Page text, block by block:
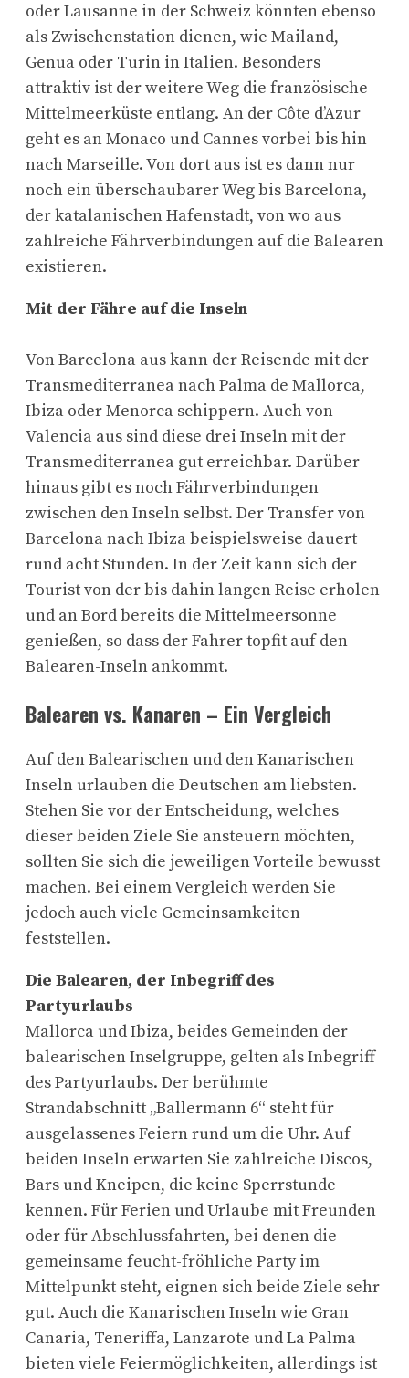
oder Lausanne in der Schweiz könnten ebenso
als Zwischenstation dienen, wie Mailand,
Genua oder Turin in Italien. Besonders
attraktiv ist der weitere Weg die französische
Mittelmeerküste entlang. An der Côte d’Azur
geht es an Monaco und Cannes vorbei bis hin
nach Marseille. Von dort aus ist es dann nur
noch ein überschaubarer Weg bis Barcelona,
der katalanischen Hafenstadt, von wo aus
zahlreiche Fährverbindungen auf die Balearen
existieren.
Mit der Fähre auf die Inseln
Von Barcelona aus kann der Reisende mit der
Transmediterranea nach Palma de Mallorca,
Ibiza oder Menorca schippern. Auch von
Valencia aus sind diese drei Inseln mit der
Transmediterranea gut erreichbar. Darüber
hinaus gibt es noch Fährverbindungen
zwischen den Inseln selbst. Der Transfer von
Barcelona nach Ibiza beispielsweise dauert
rund acht Stunden. In der Zeit kann sich der
Tourist von der bis dahin langen Reise erholen
und an Bord bereits die Mittelmeersonne
genießen, so dass der Fahrer topfit auf den
Balearen-Inseln ankommt.
Balearen vs. Kanaren – Ein Vergleich
Auf den Balearischen und den Kanarischen
Inseln urlauben die Deutschen am liebsten.
Stehen Sie vor der Entscheidung, welches
dieser beiden Ziele Sie ansteuern möchten,
sollten Sie sich die jeweiligen Vorteile bewusst
machen. Bei einem Vergleich werden Sie
jedoch auch viele Gemeinsamkeiten
feststellen.
Die Balearen, der Inbegriff des
Partyurlaubs
Mallorca und Ibiza, beides Gemeinden der
balearischen Inselgruppe, gelten als Inbegriff
des Partyurlaubs. Der berühmte
Strandabschnitt „Ballermann 6“ steht für
ausgelassenes Feiern rund um die Uhr. Auf
beiden Inseln erwarten Sie zahlreiche Discos,
Bars und Kneipen, die keine Sperrstunde
kennen. Für Ferien und Urlaube mit Freunden
oder für Abschlussfahrten, bei denen die
gemeinsame feucht-fröhliche Party im
Mittelpunkt steht, eignen sich beide Ziele sehr
gut. Auch die Kanarischen Inseln wie Gran
Canaria, Teneriffa, Lanzarote und La Palma
bieten viele Feiermöglichkeiten, allerdings ist